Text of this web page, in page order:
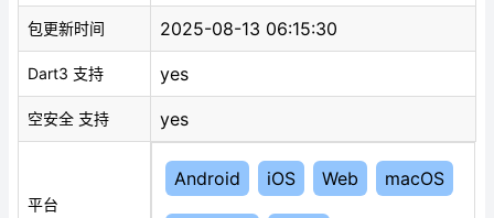
包更新时间 2025-08-13 06:15:30
Dart3 支持 yes
空安全 支持 yes
平台
Android iOS Web macOS